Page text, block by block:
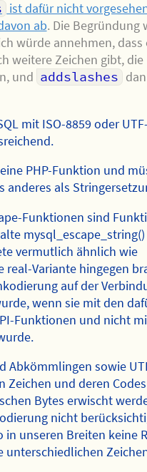
ist dafür nicht
ab. Die Begründung
würde annehmen, dass
weitere Zeichen gibt,
und addslashes
mit ISO-8859 oder
PHP-Funktion und
anderes als
Funktionen sind
alte
vermutlich ähnlich wie
real-Variante hingegen
auf der
wenn sie mit den
Funktionen und nicht
Abkömmlingen sowie
Zeichen und deren
Bytes erwischt
nicht
unseren Breiten keine
unterschiedlichen